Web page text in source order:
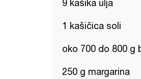
9 kašika ulja
1 kašičica soli
oko 700 do 800 g
250 g margarina